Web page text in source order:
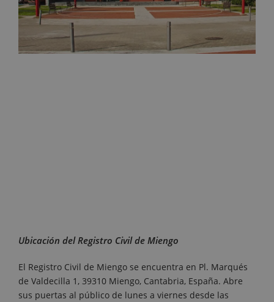
Ubicación del Registro Civil de Miengo
El Registro Civil de Miengo se encuentra en Pl. Marqués
de Valdecilla 1, 39310 Miengo, Cantabria, España. Abre
sus puertas al público de lunes a viernes desde las